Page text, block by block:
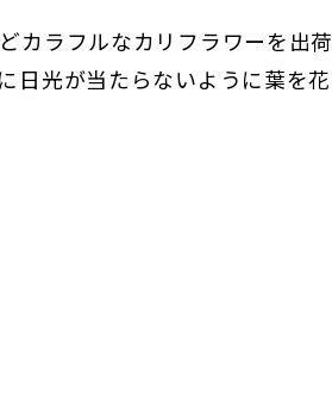
カラフルなカリフラワーを出
日光が当たらないように葉を